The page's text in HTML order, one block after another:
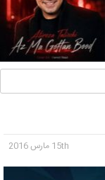
15th مارس 2016